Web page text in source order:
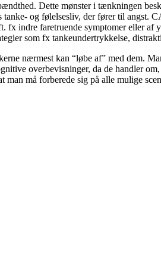
Dette mønster i tænkningen
og følelsesliv, der fører til
indre faretruende symptomer eller
som fx tankeundertrykkelse,
nærmest kan “løbe af” med dem.
overbevisninger, da de handler
må forberede sig på alle mulige